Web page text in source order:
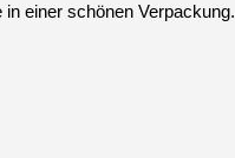
einer schönen Verpackung.